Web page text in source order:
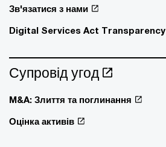
Зв'язатися з нами
Digital Services Act Transparency
Супровід угод
M&A: Злиття та поглинання
Оцінка активів